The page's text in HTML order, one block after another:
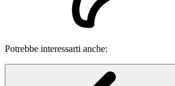
Potrebbe interessarti anche: